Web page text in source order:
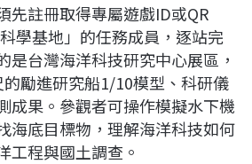
先註冊取得專屬遊戲ID或QR
學基地」的任務成員，逐站完
是台灣海洋科技研究中心展區，
勵進研究船1/10模型、科研儀
成果。參觀者可操作模擬水下機
海底目標物，理解海洋科技如何
工程與國土調查。